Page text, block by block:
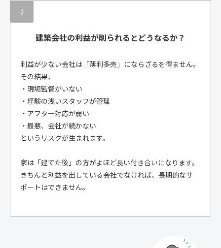
建築会社の利益が削られるとどうなるか？
利益が少ない会社は「薄利多売」にならざるを得ません。
その結果、
・現場監督がいない
・経験の浅いスタッフが管理
・アフター対応が弱い
・最悪、会社が続かない
というリスクが生まれます。
家は「建てた後」の方がよほど長い付き合いになります。
きちんと利益を出している会社でなければ、長期的なサ
ポートはできません。